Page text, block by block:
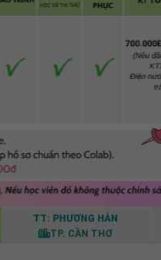
TT: PHƯƠNG HÀN
TP. CẦN THƠ